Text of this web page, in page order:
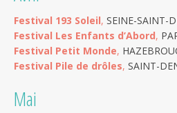
Festival 193 Soleil, SEINE-SAINT-
Festival Les Enfants d’Abord,
Festival Petit Monde,
Festival Pile de drôles, SAINT-
Mai